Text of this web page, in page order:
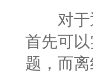
对于通
首先可
题，而